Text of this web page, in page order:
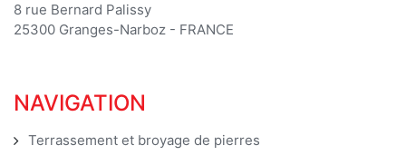
8 rue Bernard Palissy
25300 Granges-Narboz - FRANCE
NAVIGATION
Terrassement et broyage de pierres